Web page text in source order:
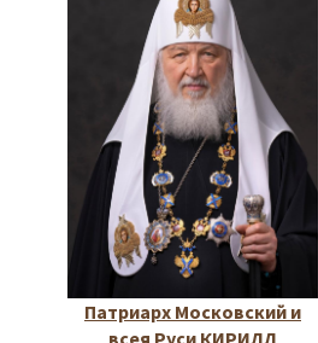
Патриарх Московский и
всея Руси КИРИЛЛ